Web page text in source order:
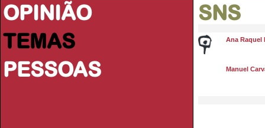
OPINIÃO
TEMAS
PESSOAS
SNS
Ana Raquel
Manuel